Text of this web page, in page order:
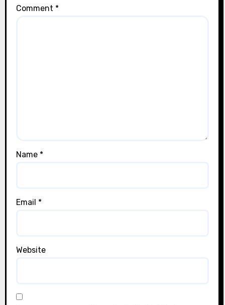
Comment *
Name *
Email *
Website